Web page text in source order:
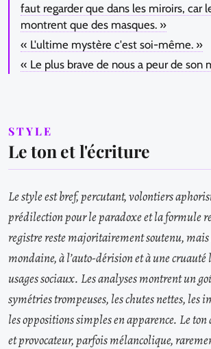
faut regarder que dans les miroirs, car
montrent que des masques. »
« L'ultime mystère c'est soi-même. »
« Le plus brave de nous a peur de son
STYLE
Le ton et l'écriture
Le style est bref, percutant, volontiers
prédilection pour le paradoxe et la formule
registre reste majoritairement soutenu, mais
mondaine, à l’auto-dérision et à une cruauté
usages sociaux. Les analyses montrent un
symétries trompeuses, les chutes nettes, les
les oppositions simples en apparence. Le
et provocateur, parfois mélancolique,